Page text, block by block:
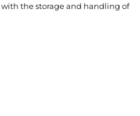
the storage and handling of